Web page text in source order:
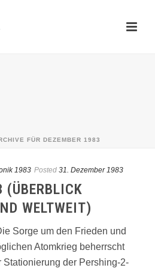
FÜR DEZEMBER 1983
1983 Posted 31. Dezember 1983
WELTWEIT)
Sorge um den Frieden und
Atomkrieg beherrscht
der Pershing-2-